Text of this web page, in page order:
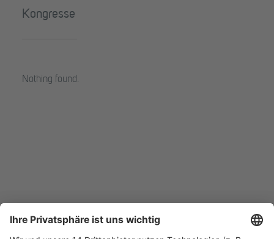
Kongresse
Nothing found.